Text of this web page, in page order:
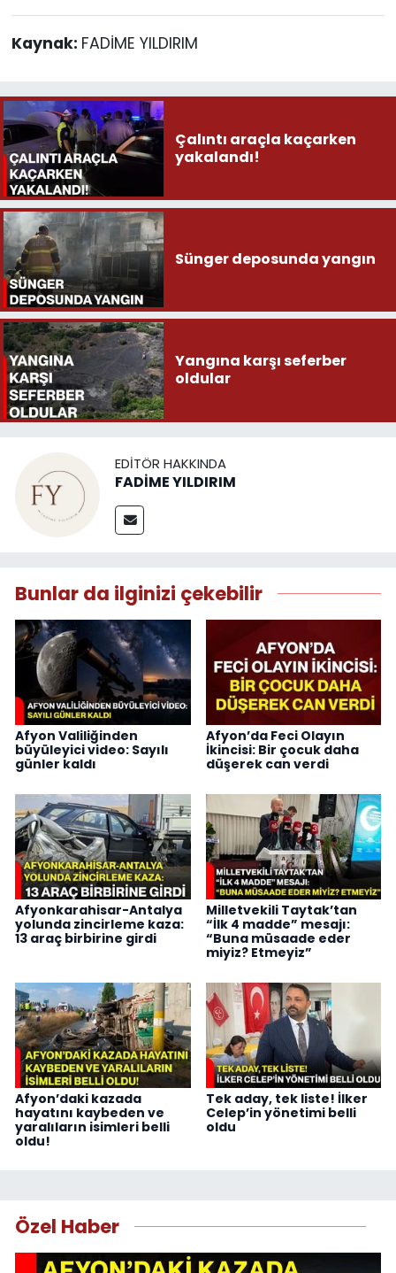
Kaynak: FADİME YILDIRIM
Çalıntı araçla kaçarken
yakalandı!
Sünger deposunda yangın
Yangına karşı seferber
oldular
EDITÖR HAKKINDA
FADİME YILDIRIM
Bunlar da ilginizi çekebilir
Afyon Valiliğinden
büyüleyici video: Sayılı
günler kaldı
Afyon’da Feci Olayın
İkincisi: Bir çocuk daha
düşerek can verdi
Afyonkarahisar-Antalya
yolunda zincirleme kaza:
13 araç birbirine girdi
Milletvekili Taytak’tan
“İlk 4 madde” mesajı:
“Buna müsaade eder
miyiz? Etmeyiz”
Afyon’daki kazada
hayatını kaybeden ve
yaralıların isimleri belli
oldu!
Tek aday, tek liste! İlker
Celep’in yönetimi belli
oldu
Özel Haber